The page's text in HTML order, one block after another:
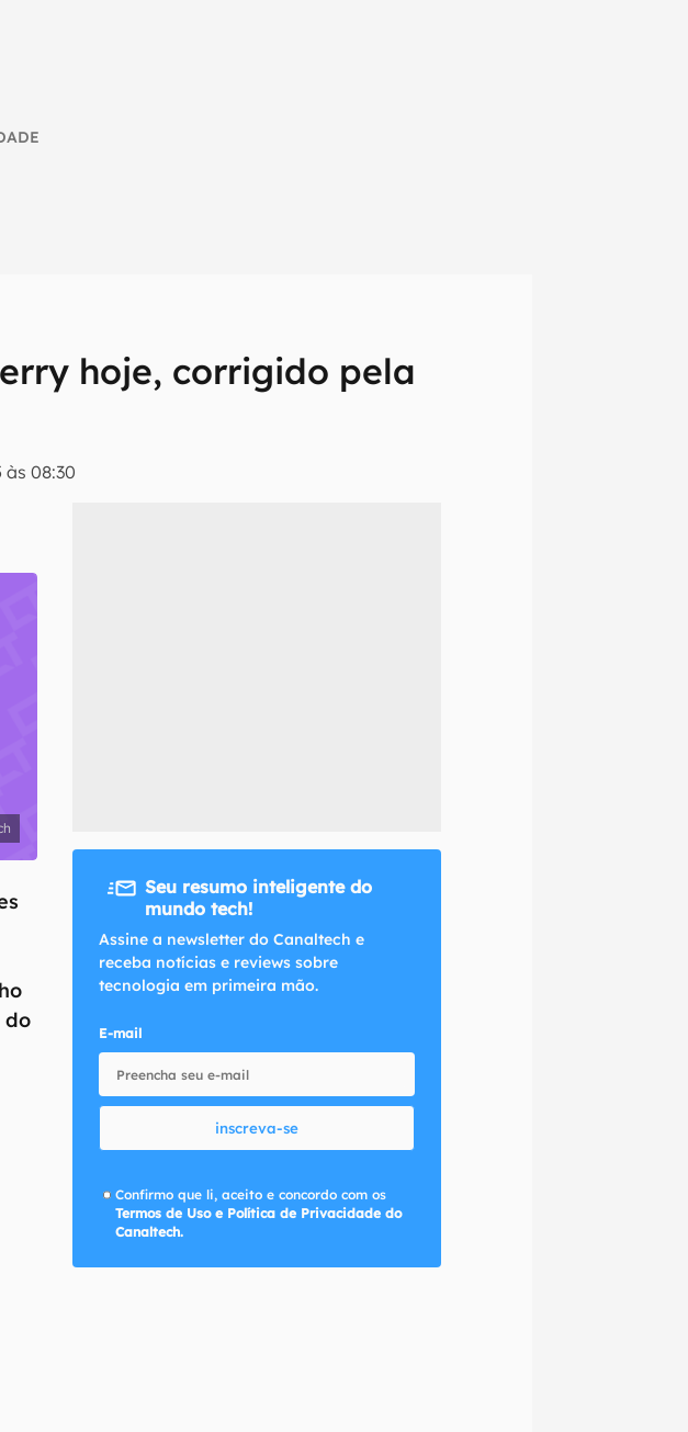
hoje, corrigido pela
08:30
sobre tecnologia em primeira
Política de Privacidade do Canaltech.
do
Seu resumo inteligente do
mundo tech!
Assine a newsletter do Canaltech e
receba notícias e reviews sobre
tecnologia em primeira mão.
E-mail
inscreva-se
Confirmo que li, aceito e concordo com os
Termos de Uso e Política de Privacidade do
Canaltech.